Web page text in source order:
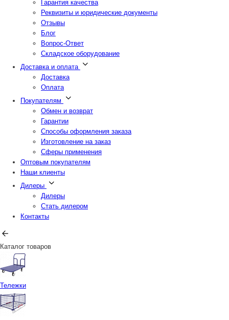
Гарантия качества
Реквизиты и юридические документы
Отзывы
Блог
Вопрос-Ответ
Складское оборудование
Доставка и оплата
Доставка
Оплата
Покупателям
Обмен и возврат
Гарантии
Способы оформления заказа
Изготовление на заказ
Сферы применения
Оптовым покупателям
Наши клиенты
Дилеры
Дилеры
Стать дилером
Контакты
Каталог товаров
Тележки